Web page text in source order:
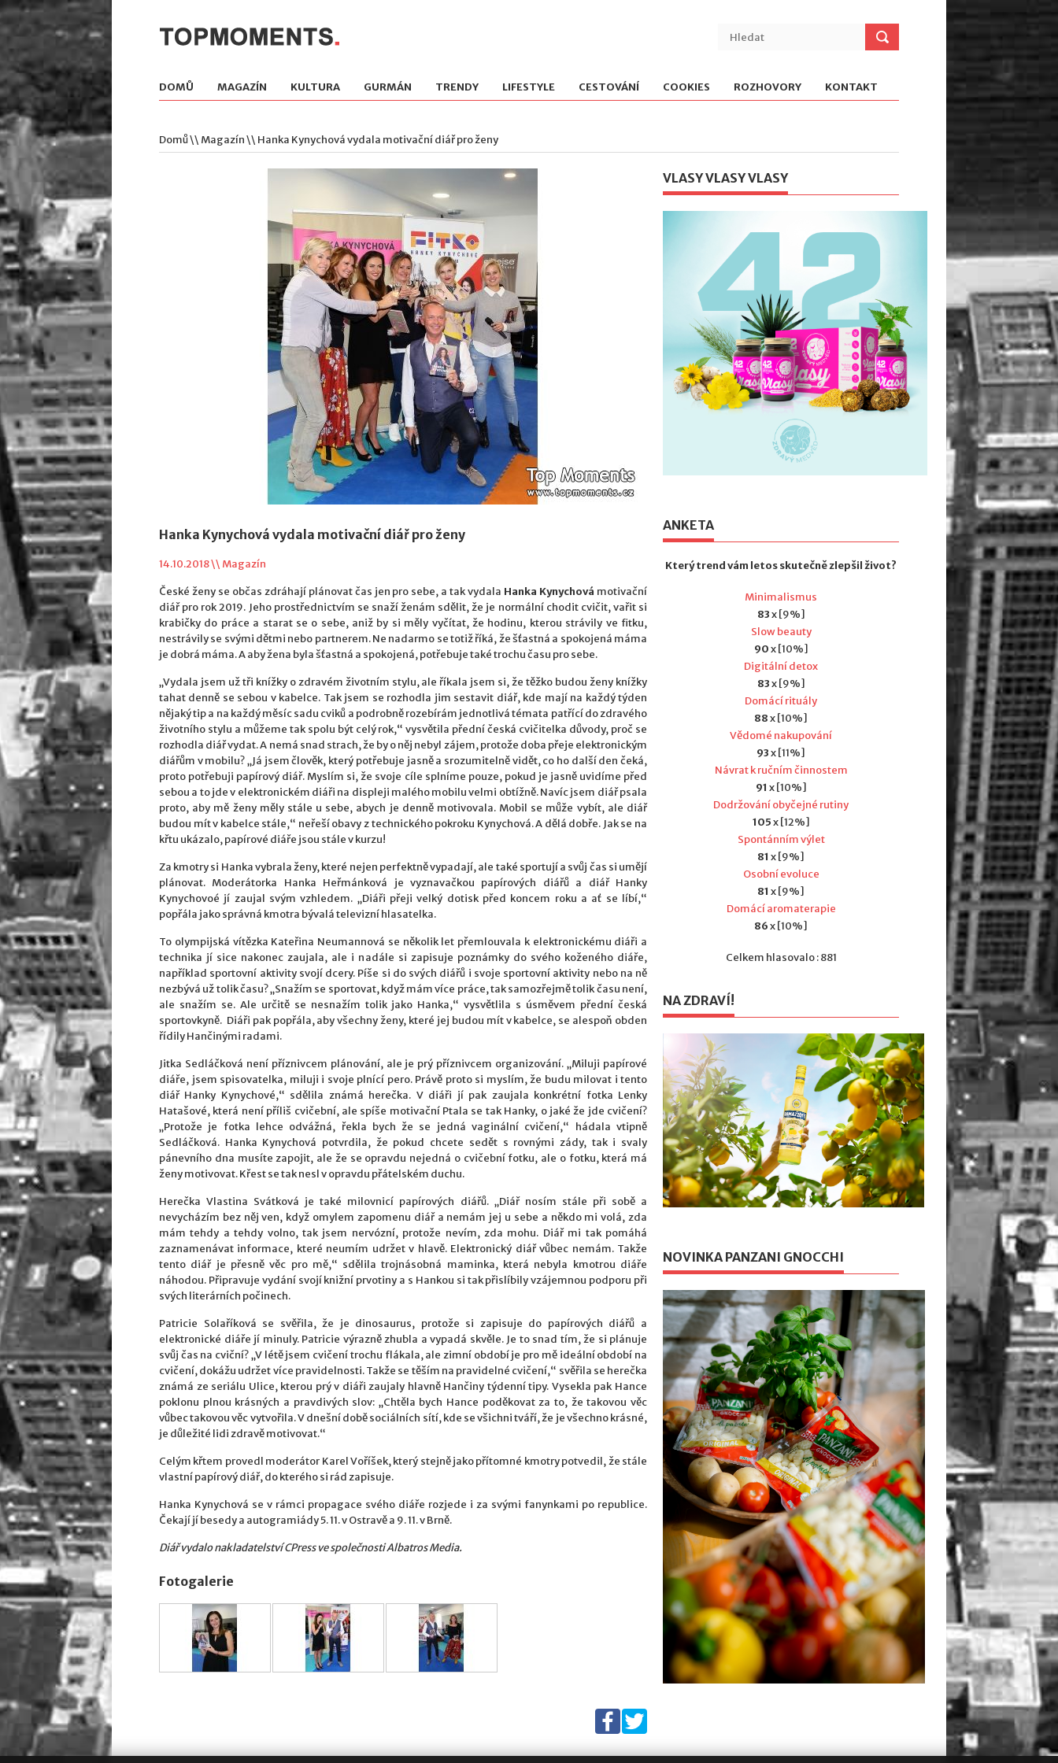
DOMŮ MAGAZÍN KULTURA GURMÁN TRENDY LIFESTYLE CESTOVÁNÍ COOKIES ROZHOVORY KONTAKT
Domů\\ Magazín\\ Hanka Kynychová vydala motivační diář pro ženy
Hanka Kynychová vydala motivační diář pro ženy
14.10.2018 \\ Magazín
České ženy se občas zdráhají plánovat čas jen pro sebe, a tak vydala Hanka Kynychová motivační
diář pro rok 2019. Jeho prostřednictvím se snaží ženám sdělit, že je normální chodit cvičit, vařit si
krabičky do práce a starat se o sebe, aniž by si měly vyčítat, že hodinu, kterou strávily ve fitku,
nestrávily se svými dětmi nebo partnerem. Ne nadarmo se totiž říká, že šťastná a spokojená máma
je dobrá máma. A aby žena byla šťastná a spokojená, potřebuje také trochu času pro sebe.
„Vydala jsem už tři knížky o zdravém životním stylu, ale říkala jsem si, že těžko budou ženy knížky
tahat denně se sebou v kabelce. Tak jsem se rozhodla jim sestavit diář, kde mají na každý týden
nějaký tip a na každý měsíc sadu cviků a podrobně rozebírám jednotlivá témata patřící do zdravého
životního stylu a můžeme tak spolu být celý rok,“ vysvětila přední česká cvičitelka důvody, proč se
rozhodla diář vydat. A nemá snad strach, že by o něj nebyl zájem, protože doba přeje elektronickým
diářům v mobilu? „Já jsem člověk, který potřebuje jasně a srozumitelně vidět, co ho další den čeká,
proto potřebuji papírový diář. Myslím si, že svoje cíle splníme pouze, pokud je jasně uvidíme před
sebou a to jde v elektronickém diáři na displeji malého mobilu velmi obtížně. Navíc jsem diář psala
proto, aby mě ženy měly stále u sebe, abych je denně motivovala. Mobil se může vybít, ale diář
budou mít v kabelce stále,“ neřeší obavy z technického pokroku Kynychová. A dělá dobře. Jak se na
křtu ukázalo, papírové diáře jsou stále v kurzu!
Za kmotry si Hanka vybrala ženy, které nejen perfektně vypadají, ale také sportují a svůj čas si umějí
plánovat. Moderátorka Hanka Heřmánková je vyznavačkou papírových diářů a diář Hanky
Kynychovoé jí zaujal svým vzhledem. „Diáři přeji velký dotisk před koncem roku a ať se líbí,“
popřála jako správná kmotra bývalá televizní hlasatelka.
To olympijská vítězka Kateřina Neumannová se několik let přemlouvala k elektronickému diáři a
technika jí sice nakonec zaujala, ale i nadále si zapisuje poznámky do svého koženého diáře,
například sportovní aktivity svojí dcery. Píše si do svých diářů i svoje sportovní aktivity nebo na ně
nezbývá už tolik času? „Snažím se sportovat, když mám více práce, tak samozřejmě tolik času není,
ale snažím se. Ale určitě se nesnažím tolik jako Hanka,“ vysvětlila s úsměvem přední česká
sportovkyně. Diáři pak popřála, aby všechny ženy, které jej budou mít v kabelce, se alespoň obden
řídily Hančinými radami.
Jitka Sedláčková není příznivcem plánování, ale je prý příznivcem organizování. „Miluji papírové
diáře, jsem spisovatelka, miluji i svoje plnící pero. Právě proto si myslím, že budu milovat i tento
diář Hanky Kynychové,“ sdělila známá herečka. V diáři jí pak zaujala konkrétní fotka Lenky
Hatašové, která není příliš cvičební, ale spíše motivační Ptala se tak Hanky, o jaké že jde cvičení?
„Protože je fotka lehce odvážná, řekla bych že se jedná vaginální cvičení,“ hádala vtipně
Sedláčková. Hanka Kynychová potvrdila, že pokud chcete sedět s rovnými zády, tak i svaly
pánevního dna musíte zapojit, ale že se opravdu nejedná o cvičební fotku, ale o fotku, která má
ženy motivovat. Křest se tak nesl v opravdu přátelském duchu.
Herečka Vlastina Svátková je také milovnicí papírových diářů. „Diář nosím stále při sobě a
nevycházím bez něj ven, když omylem zapomenu diář a nemám jej u sebe a někdo mi volá, zda
mám tehdy a tehdy volno, tak jsem nervózní, protože nevím, zda mohu. Diář mi tak pomáhá
zaznamenávat informace, které neumím udržet v hlavě. Elektronický diář vůbec nemám. Takže
tento diář je přesně věc pro mě,“ sdělila trojnásobná maminka, která nebyla kmotrou diáře
náhodou. Připravuje vydání svojí knižní prvotiny a s Hankou si tak přislíbily vzájemnou podporu při
svých literárních počinech.
Patricie Solaříková se svěřila, že je dinosaurus, protože si zapisuje do papírových diářů a
elektronické diáře jí minuly. Patricie výrazně zhubla a vypadá skvěle. Je to snad tím, že si plánuje
svůj čas na cviční? „V létě jsem cvičení trochu flákala, ale zimní období je pro mě ideální období na
cvičení, dokážu udržet více pravidelnosti. Takže se těším na pravidelné cvičení,“ svěřila se herečka
známá ze seriálu Ulice, kterou prý v diáři zaujaly hlavně Hančiny týdenní tipy. Vysekla pak Hance
poklonu plnou krásných a pravdivých slov: „Chtěla bych Hance poděkovat za to, že takovou věc
vůbec takovou věc vytvořila. V dnešní době sociálních sítí, kde se všichni tváří, že je všechno krásné,
je důležité lidi zdravě motivovat.“
Celým křtem provedl moderátor Karel Voříšek, který stejně jako přítomné kmotry potvedil, že stále
vlastní papírový diář, do kterého si rád zapisuje.
Hanka Kynychová se v rámci propagace svého diáře rozjede i za svými fanynkami po republice.
Čekají jí besedy a autogramiády 5. 11. v Ostravě a 9. 11. v Brně.
Diář vydalo nakladatelství CPress ve společnosti Albatros Media.
Fotogalerie
VLASY VLASY VLASY
ANKETA
Který trend vám letos skutečně zlepšil život?
Minimalismus
83x [9%]
Slow beauty
90x [10%]
Digitální detox
83x [9%]
Domácí rituály
88x [10%]
Vědomé nakupování
93x [11%]
Návrat k ručním činnostem
91 x [10%]
Dodržování obyčejné rutiny
105x [12%]
Spontánním výlet
81 x [9%]
Osobní evoluce
81 x [9%]
Domácí aromaterapie
86x [10%]
Celkem hlasovalo : 881
NA ZDRAVÍ!
NOVINKA PANZANI GNOCCHI